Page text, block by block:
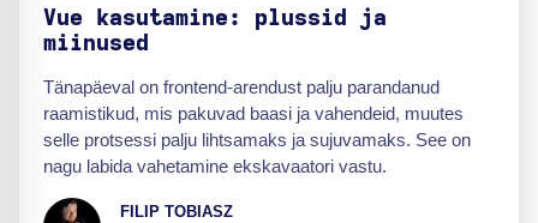
Vue kasutamine: plussid ja
miinused
Tänapäeval on frontend-arendust palju parandanud
raamistikud, mis pakuvad baasi ja vahendeid, muutes
selle protsessi palju lihtsamaks ja sujuvamaks. See on
nagu labida vahetamine ekskavaatori vastu.
FILIP TOBIASZ